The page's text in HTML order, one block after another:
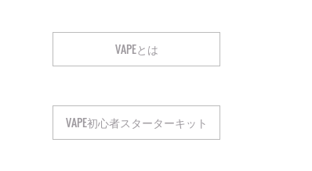
VAPEとは
VAPE初心者スターターキット